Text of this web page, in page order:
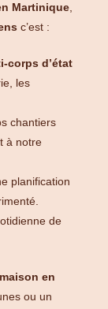
Martinique,
c’est :
corps d’état
les
chantiers
à notre
planification
de
en
ou un